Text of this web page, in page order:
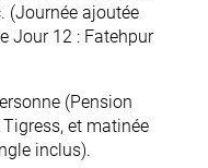
(Journée ajoutée
Jour 12 : Fatehpur
(Pension
et matinée
inclus).